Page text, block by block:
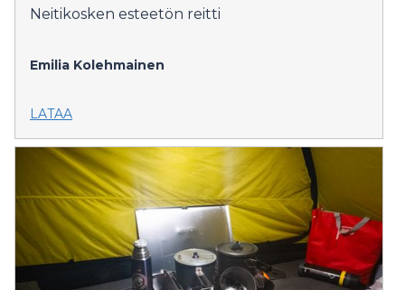
Neitikosken esteetön reitti
Emilia Kolehmainen
LATAA